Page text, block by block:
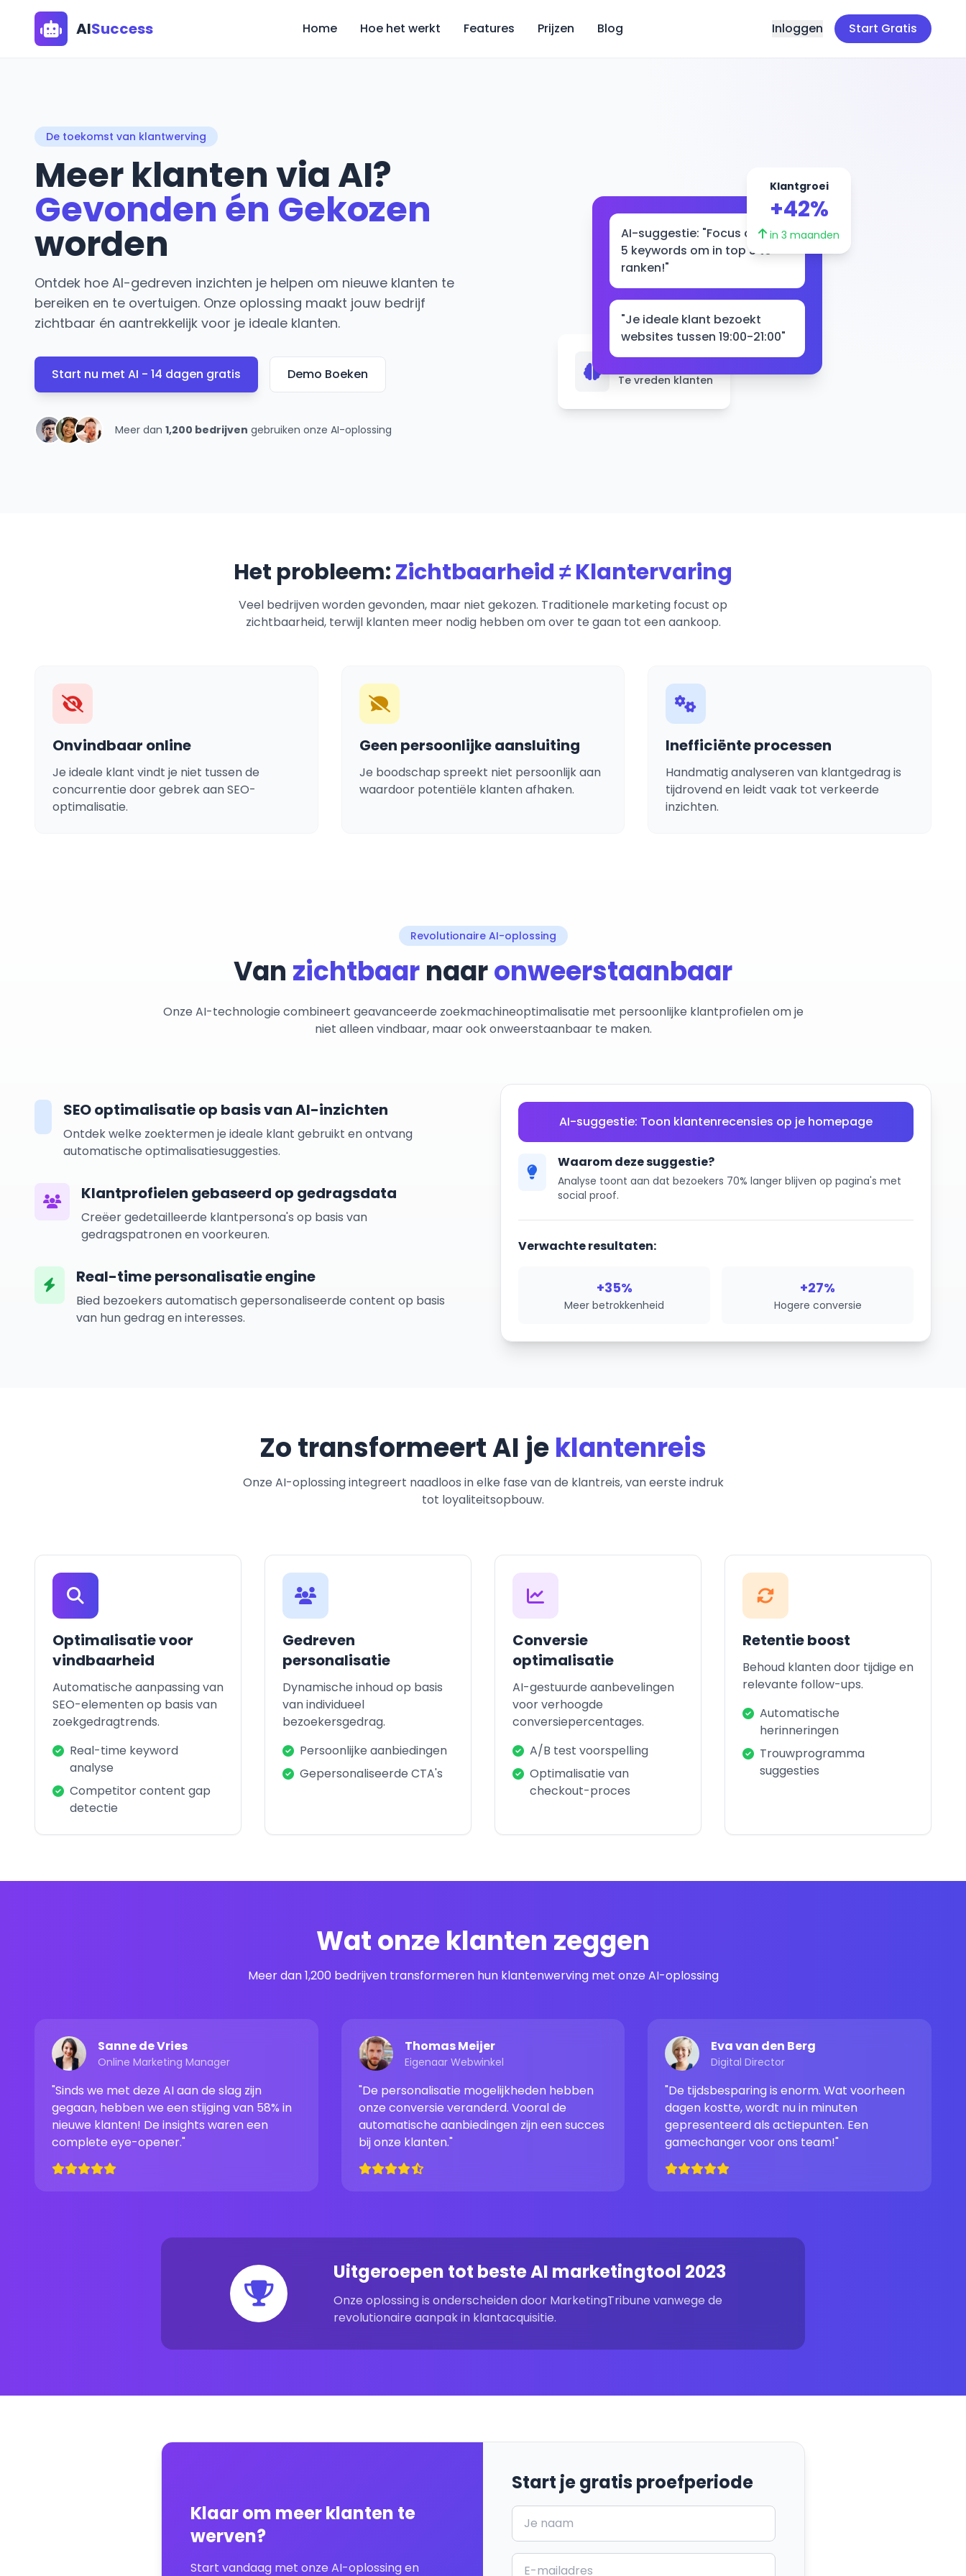
AISuccess Home Hoe het werkt Features Prijzen Blog Inloggen Start Gratis
De toekomst van klantwerving
Meer klanten via AI?
Gevonden én Gekozen
worden
Ontdek hoe AI-gedreven inzichten je helpen om nieuwe klanten te
bereiken en te overtuigen. Onze oplossing maakt jouw bedrijf
zichtbaar én aantrekkelijk voor je ideale klanten.
Start nu met AI - 14 dagen gratis Demo Boeken
Meer dan 1,200 bedrijven gebruiken onze AI-oplossing
AI-suggestie: "Focus op deze
5 keywords om in top 3 te
ranken!"
"Je ideale klant bezoekt
websites tussen 19:00-21:00"
Klantgroei
+42%
in 3 maanden
93%
Te vreden klanten
Het probleem:Zichtbaarheid ≠ Klantervaring
Veel bedrijven worden gevonden, maar niet gekozen. Traditionele marketing focust op
zichtbaarheid, terwijl klanten meer nodig hebben om over te gaan tot een aankoop.
Onvindbaar online
Je ideale klant vindt je niet tussen de
concurrentie door gebrek aan SEO-
optimalisatie.
Geen persoonlijke aansluiting
Je boodschap spreekt niet persoonlijk aan
waardoor potentiële klanten afhaken.
Inefficiënte processen
Handmatig analyseren van klantgedrag is
tijdrovend en leidt vaak tot verkeerde
inzichten.
Revolutionaire AI-oplossing
Van zichtbaarnaaronweerstaanbaar
Onze AI-technologie combineert geavanceerde zoekmachineoptimalisatie met persoonlijke klantprofielen om je
niet alleen vindbaar, maar ook onweerstaanbaar te maken.
SEO optimalisatie op basis van AI-inzichten
Ontdek welke zoektermen je ideale klant gebruikt en ontvang
automatische optimalisatiesuggesties.
Klantprofielen gebaseerd op gedragsdata
Creëer gedetailleerde klantpersona's op basis van
gedragspatronen en voorkeuren.
Real-time personalisatie engine
Bied bezoekers automatisch gepersonaliseerde content op basis
van hun gedrag en interesses.
AI-suggestie: Toon klantenrecensies op je homepage
Waarom deze suggestie?
Analyse toont aan dat bezoekers 70% langer blijven op pagina's met
social proof.
Verwachte resultaten:
+35%
Meer betrokkenheid
+27%
Hogere conversie
Zo transformeert AI jeklantenreis
Onze AI-oplossing integreert naadloos in elke fase van de klantreis, van eerste indruk
tot loyaliteitsopbouw.
Optimalisatie voor
vindbaarheid
Automatische aanpassing van
SEO-elementen op basis van
zoekgedragtrends.
Real-time keyword
analyse
Competitor content gap
detectie
Gedreven
personalisatie
Dynamische inhoud op basis
van individueel
bezoekersgedrag.
Persoonlijke aanbiedingen
Gepersonaliseerde CTA's
Conversie
optimalisatie
AI-gestuurde aanbevelingen
voor verhoogde
conversiepercentages.
A/B test voorspelling
Optimalisatie van
checkout-proces
Retentie boost
Behoud klanten door tijdige en
relevante follow-ups.
Automatische
herinneringen
Trouwprogramma
suggesties
Wat onze klanten zeggen
Meer dan 1,200 bedrijven transformeren hun klantenwerving met onze AI-oplossing
Sanne de Vries
Online Marketing Manager
"Sinds we met deze AI aan de slag zijn
gegaan, hebben we een stijging van 58% in
nieuwe klanten! De insights waren een
complete eye-opener."
Thomas Meijer
Eigenaar Webwinkel
"De personalisatie mogelijkheden hebben
onze conversie veranderd. Vooral de
automatische aanbiedingen zijn een succes
bij onze klanten."
Eva van den Berg
Digital Director
"De tijdsbesparing is enorm. Wat voorheen
dagen kostte, wordt nu in minuten
gepresenteerd als actiepunten. Een
gamechanger voor ons team!"
Uitgeroepen tot beste AI marketingtool 2023
Onze oplossing is onderscheiden door MarketingTribune vanwege de
revolutionaire aanpak in klantacquisitie.
Klaar om meer klanten te
werven?
Start vandaag met onze AI-oplossing en
Start je gratis proefperiode